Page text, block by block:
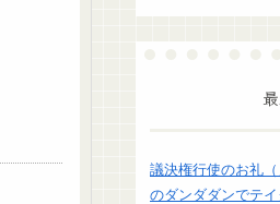
議決権行使のお礼
のダンダダンでテ